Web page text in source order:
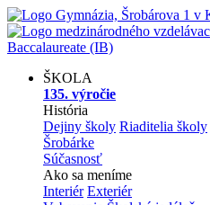
ŠKOLA
135. výročie
História
Dejiny školy Riaditelia školy
Šrobárke
Súčasnosť
Ako sa meníme
Interiér Exteriér